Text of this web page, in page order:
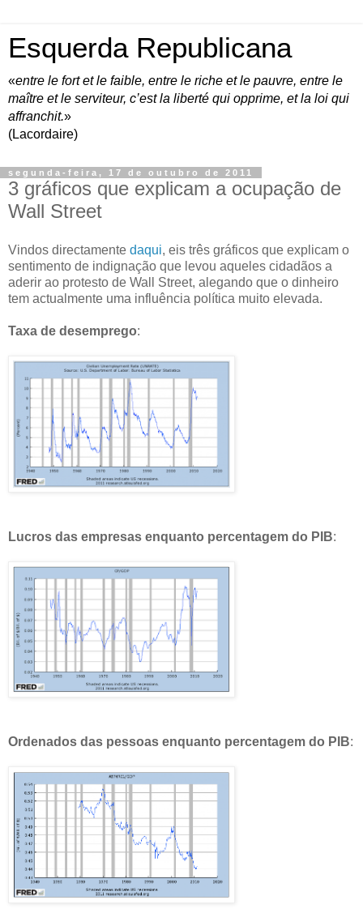
Esquerda Republicana
«entre le fort et le faible, entre le riche et le pauvre, entre le
maître et le serviteur, c’est la liberté qui opprime, et la loi qui
affranchit.»
(Lacordaire)
segunda-feira, 17 de outubro de 2011
3 gráficos que explicam a ocupação de
Wall Street
Vindos directamente daqui, eis três gráficos que explicam o
sentimento de indignação que levou aqueles cidadãos a
aderir ao protesto de Wall Street, alegando que o dinheiro
tem actualmente uma influência política muito elevada.
Taxa de desemprego:
Lucros das empresas enquanto percentagem do PIB:
Ordenados das pessoas enquanto percentagem do PIB: